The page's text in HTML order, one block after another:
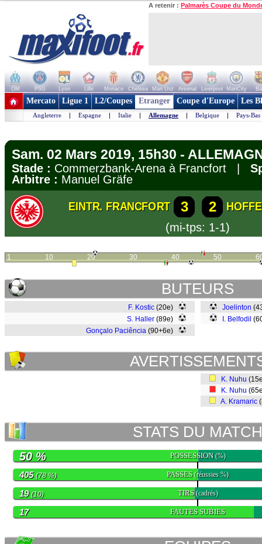
A retenir : Palmarès Coupe du
OM PSG Lyon Lille Monaco Chelsea Man Utd Arsenal Liverpool ManCity
+ de clubs
Mercato Ligue 1 L2/Coupes Etranger Coupe d'Europe Les
Angleterre | Espagne | Italie | Allemagne | Belgique | Pays-Bas
Sam. 02 Mars 2019, 15h30 -
Stade : Commerzbank-Arena à Francfort |
Arbitre : Manuel Gräfe
EINTR. FRANCFORT 3 2
(mi-tps: 1-1)
1 10 20 30 40 50
BUTEURS
F. Kostic (20e)
S. Haller (89e)
Gonçalo Paciência (90+6e)
Joelinton
I. Belfodil
K. Nuhu
K. Nuhu
A. Kramaric
STATS DU MATCH
POSSESSION(%)
50 %
PASSES(réussies %)
405(78 %)
TIRS(cadrés)
19(10)
FAUTES SUBIES
17